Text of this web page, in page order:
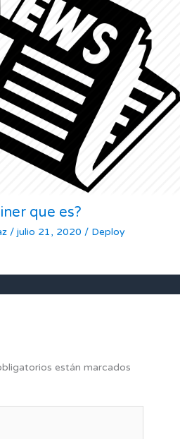
que es?
/ julio 21, 2020 / Deploy
están marcados